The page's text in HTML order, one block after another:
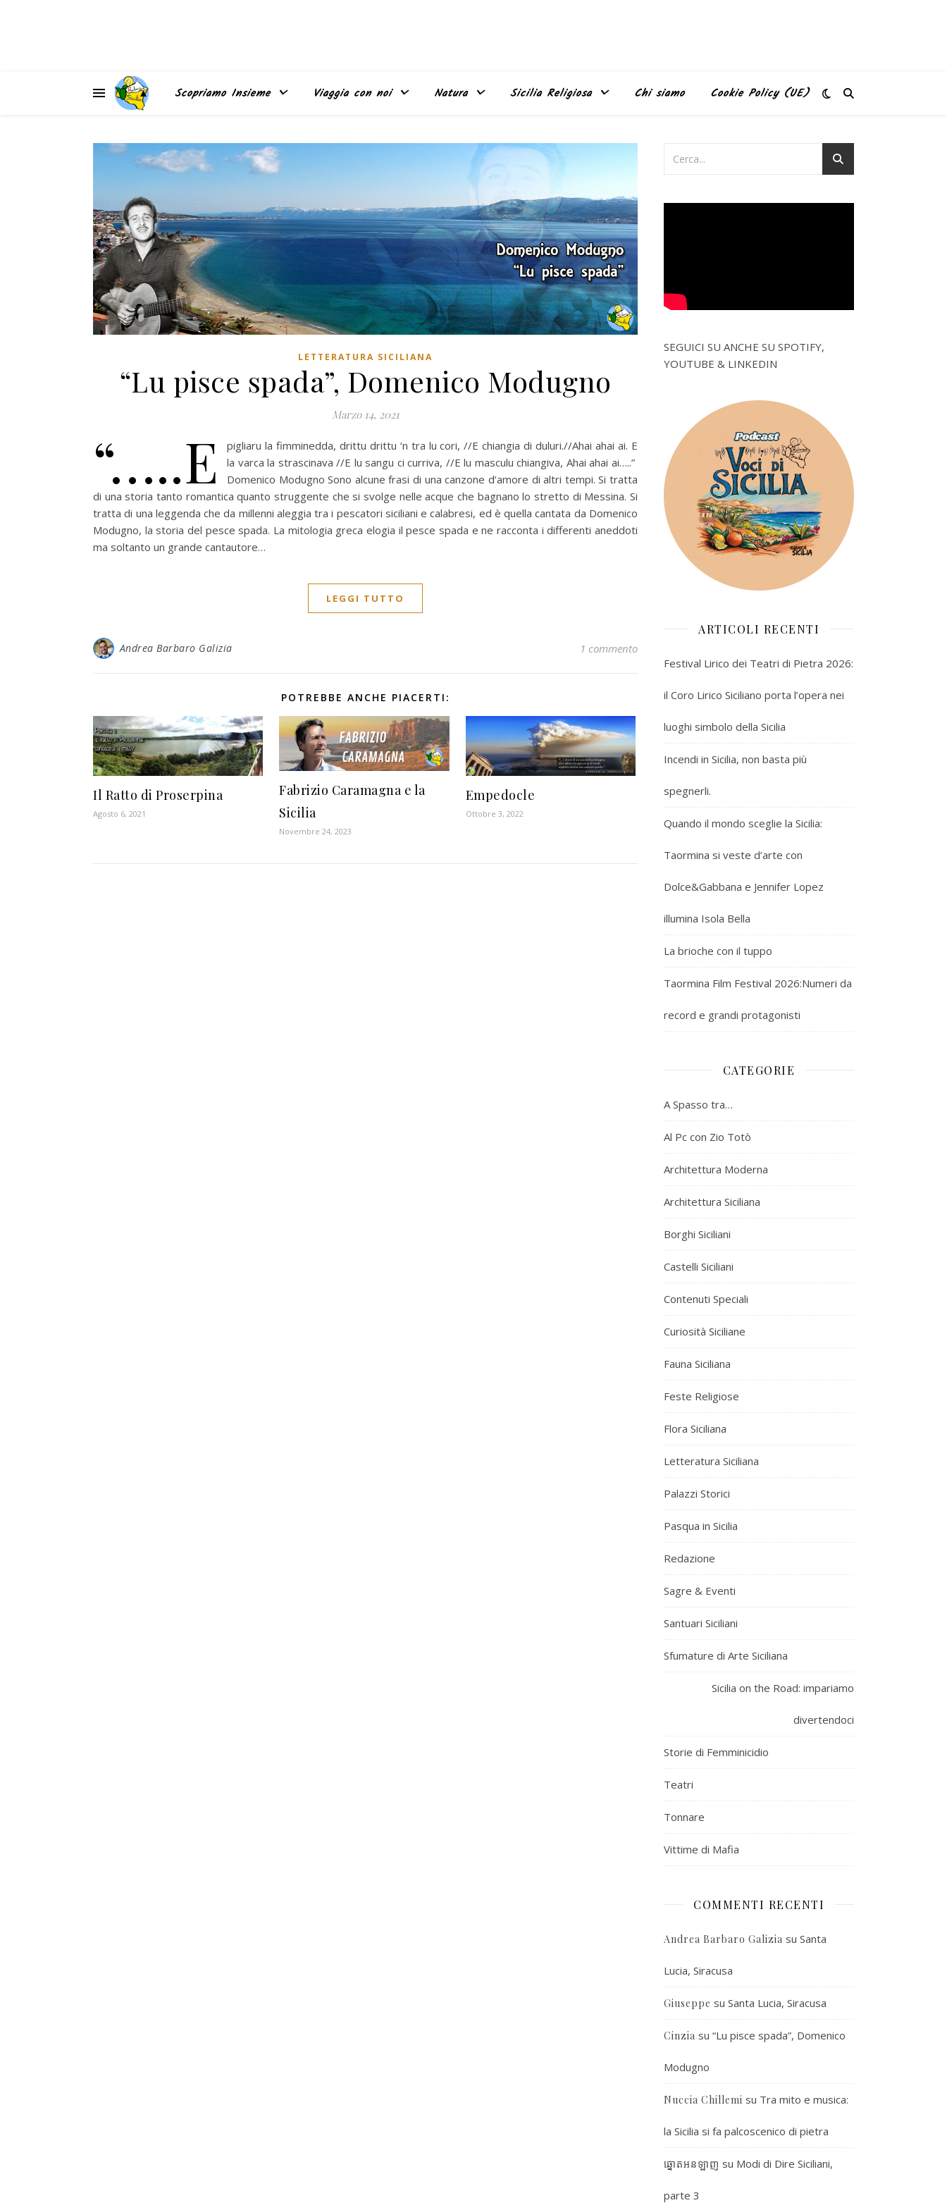
▲ Scopriamo Insieme Viaggia con noi Natura Sicilia Religiosa Chi siamo Cookie Policy (UE)
LETTERATURA SICILIANA
“Lu pisce spada”, Domenico Modugno
Marzo 14, 2021
“…..E
pigliaru la fimminedda, drittu drittu ‘n tra lu cori, //E chiangia di duluri.//Ahai ahai ai. E
la varca la strascinava //E lu sangu ci curriva, //E lu masculu chiangiva, Ahai ahai ai…..”
Domenico Modugno Sono alcune frasi di una canzone d’amore di altri tempi. Si tratta
di una storia tanto romantica quanto struggente che si svolge nelle acque che bagnano lo stretto di Messina. Si
tratta di una leggenda che da millenni aleggia tra i pescatori siciliani e calabresi, ed è quella cantata da Domenico
Modugno, la storia del pesce spada. La mitologia greca elogia il pesce spada e ne racconta i differenti aneddoti
ma soltanto un grande cantautore…
LEGGI TUTTO
Andrea Barbaro Galizia 1 commento
POTREBBE ANCHE PIACERTI:
Il Ratto di Proserpina
Agosto 6, 2021
Fabrizio Caramagna e la
Sicilia
Novembre 24, 2023
Empedocle
Ottobre 3, 2022
SEGUICI SU ANCHE SU SPOTIFY,
YOUTUBE & LINKEDIN
ARTICOLI RECENTI
Festival Lirico dei Teatri di Pietra 2026:
il Coro Lirico Siciliano porta l’opera nei
luoghi simbolo della Sicilia
Incendi in Sicilia, non basta più
spegnerli.
Quando il mondo sceglie la Sicilia:
Taormina si veste d’arte con
Dolce&Gabbana e Jennifer Lopez
illumina Isola Bella
La brioche con il tuppo
Taormina Film Festival 2026:Numeri da
record e grandi protagonisti
CATEGORIE
A Spasso tra…
Al Pc con Zio Totò
Architettura Moderna
Architettura Siciliana
Borghi Siciliani
Castelli Siciliani
Contenuti Speciali
Curiosità Siciliane
Fauna Siciliana
Feste Religiose
Flora Siciliana
Letteratura Siciliana
Palazzi Storici
Pasqua in Sicilia
Redazione
Sagre & Eventi
Santuari Siciliani
Sfumature di Arte Siciliana
Sicilia on the Road: impariamo
divertendoci
Storie di Femminicidio
Teatri
Tonnare
Vittime di Mafia
COMMENTI RECENTI
Andrea Barbaro Galizia su Santa
Lucia, Siracusa
Giuseppe su Santa Lucia, Siracusa
Cinzia su “Lu pisce spada”, Domenico
Modugno
Nuccia Chillemi su Tra mito e musica:
la Sicilia si fa palcoscenico di pietra
ឆ្នោតអនឡាញ su Modi di Dire Siciliani,
parte 3